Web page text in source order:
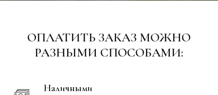
ОПЛАТИТЬ ЗАКАЗ МОЖНО
РАЗНЫМИ СПОСОБАМИ:
Наличными